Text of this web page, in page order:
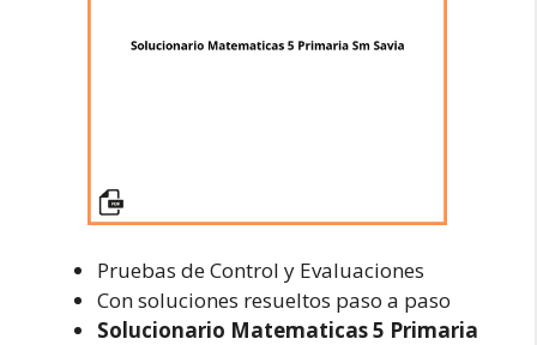
Pruebas de Control y Evaluaciones
Con soluciones resueltos paso a paso
Solucionario Matematicas 5 Primaria